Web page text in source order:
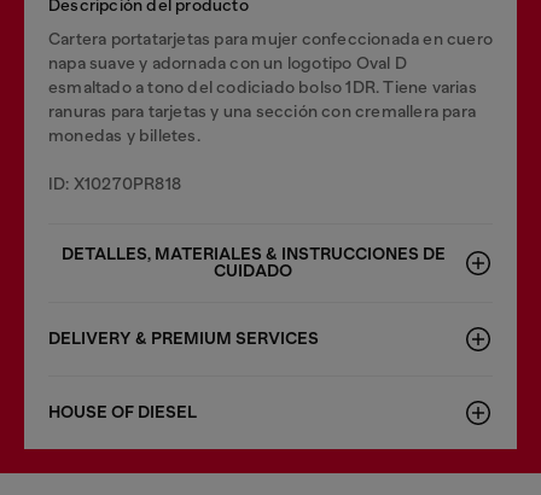
Descripción del producto
Cartera portatarjetas para mujer confeccionada en cuero
napa suave y adornada con un logotipo Oval D
esmaltado a tono del codiciado bolso 1DR. Tiene varias
ranuras para tarjetas y una sección con cremallera para
monedas y billetes.
ID: X10270PR818
DETALLES, MATERIALES & INSTRUCCIONES DE
CUIDADO
DELIVERY & PREMIUM SERVICES
HOUSE OF DIESEL